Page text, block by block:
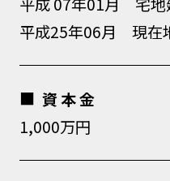
平成25年06月 現在
資 本 金
1,000万円